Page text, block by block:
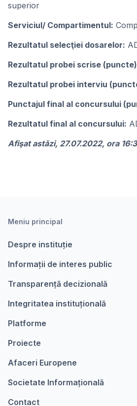
superior
Serviciul/ Compartimentul:
Rezultatul selecţiei dosarelor:
Rezultatul probei scrise
Rezultatul probei interviu
Punctajul final al concursului
Rezultatul final al concursului:
Afişat astăzi, 27.07.2022, ora
Meniu principal
Despre instituție
Informații de interes public
Transparență decizională
Integritatea instituțională
Platforme
Proiecte
Afaceri Europene
Societate Informațională
Contact